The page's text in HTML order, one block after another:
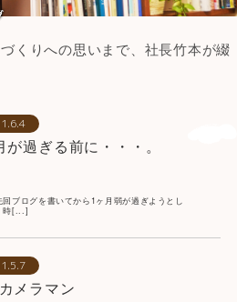
くりへの思いまで、社長竹本が綴
が過ぎる前に・・・。
回ブログを書いてから1ヶ月弱が過ぎようとし
時[...]
メラマン